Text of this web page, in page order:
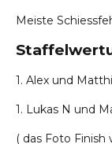
Meiste
1. Alex und
1. Lukas N und
( das Foto